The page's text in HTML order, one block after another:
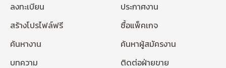
ลงทะเบียน
สร้างโปรไฟล์ฟรี
ค้นหางาน
บทความ
ประกาศงาน
ซื้อแพ็คเกจ
ค้นหาผู้สมัครงาน
ติดต่อฝ่ายขาย